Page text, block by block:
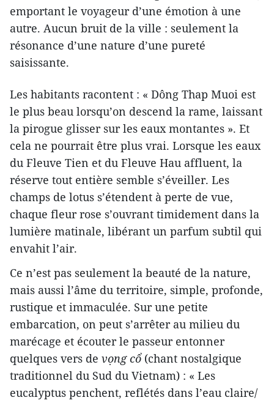
emportant le voyageur d’une émotion à une
autre. Aucun bruit de la ville : seulement la
résonance d’une nature d’une pureté
saisissante.
Les habitants racontent : « Dông Thap Muoi est
le plus beau lorsqu’on descend la rame, laissant
la pirogue glisser sur les eaux montantes ». Et
cela ne pourrait être plus vrai. Lorsque les eaux
du Fleuve Tien et du Fleuve Hau affluent, la
réserve tout entière semble s’éveiller. Les
champs de lotus s’étendent à perte de vue,
chaque fleur rose s’ouvrant timidement dans la
lumière matinale, libérant un parfum subtil qui
envahit l’air.
Ce n’est pas seulement la beauté de la nature,
mais aussi l’âme du territoire, simple, profonde,
rustique et immaculée. Sur une petite
embarcation, on peut s’arrêter au milieu du
marécage et écouter le passeur entonner
quelques vers de vọng cổ(chant nostalgique
traditionnel du Sud du Vietnam) : « Les
eucalyptus penchent, reflétés dans l’eau claire/